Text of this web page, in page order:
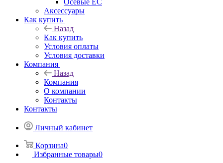
Осевые EC
Аксессуары
Как купить
Назад
Как купить
Условия оплаты
Условия доставки
Компания
Назад
Компания
О компании
Контакты
Контакты
Личный кабинет
Корзина0
Избранные товары0